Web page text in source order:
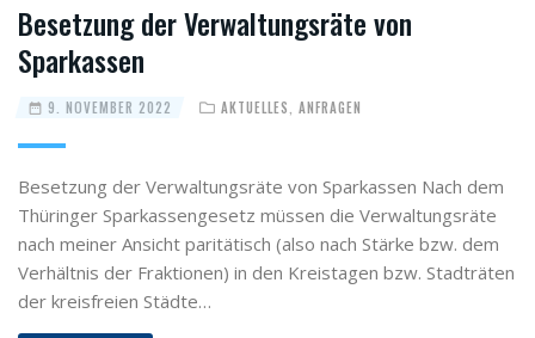
Besetzung der Verwaltungsräte von
Sparkassen
9. NOVEMBER 2022 AKTUELLES ANFRAGEN
Besetzung der Verwaltungsräte von Sparkassen Nach dem
Thüringer Sparkassengesetz müssen die Verwaltungsräte
nach meiner Ansicht paritätisch (also nach Stärke bzw. dem
Verhältnis der Fraktionen) in den Kreistagen bzw. Stadträten
der kreisfreien Städte…